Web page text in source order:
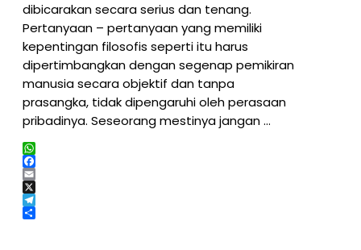
dibicarakan secara serius dan tenang.
Pertanyaan – pertanyaan yang memiliki
kepentingan filosofis seperti itu harus
dipertimbangkan dengan segenap pemikiran
manusia secara objektif dan tanpa
prasangka, tidak dipengaruhi oleh perasaan
pribadinya. Seseorang mestinya jangan …
WhatsApp
Facebook
Email
X
Telegram